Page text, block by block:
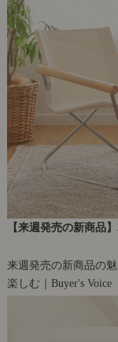
【来週発売の新商品
来週発売の新商品の
楽しむ｜Buyer's Voice